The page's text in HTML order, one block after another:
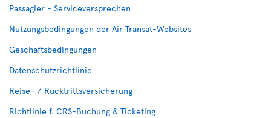
Passagier - Serviceversprechen
Nutzungsbedingungen der Air Transat-Websites
Geschäftsbedingungen
Datenschutzrichtlinie
Reise- / Rücktrittsversicherung
Richtlinie f. CRS-Buchung & Ticketing